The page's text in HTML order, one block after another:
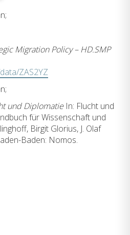
Migration Policy – HD.SMP
ZAS2YZ
und Diplomatie In: Flucht und
für Wissenschaft und
Birgit Glorius, J. Olaf
Baden: Nomos.